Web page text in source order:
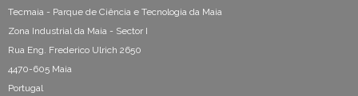
Tecmaia - Parque de Ciência e Tecnologia da Maia
Zona Industrial da Maia - Sector I
Rua Eng. Frederico Ulrich 2650
4470-605 Maia
Portugal